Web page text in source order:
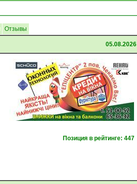
Отзывы
05.08.2026
Позиция в рейтинге: 447